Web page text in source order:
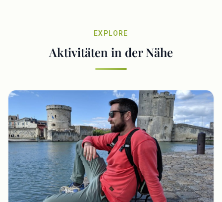
EXPLORE
Aktivitäten in der Nähe